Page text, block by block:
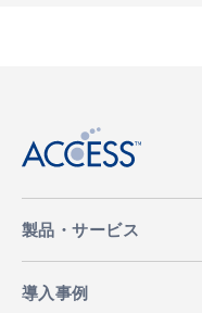
製品・サービス
導入事例